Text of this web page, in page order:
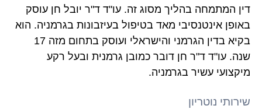
דין המתמחה בהליך מסוג זה. עו"ד ד"ר יובל חן עוסק
באופן אינטנסיבי מאד בטיפול בעיזבונות בגרמניה. הוא
בקיא בדין הגרמני והישראלי ועוסק בתחום מזה 17
שנה. עו"ד ד"ר חן דובר כמובן גרמנית ובעל רקע
מיקצועי עשיר בגרמניה.
שירותי נוטריון